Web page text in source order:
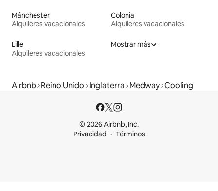
Mánchester
Alquileres vacacionales
Colonia
Alquileres vacacionales
Lille
Alquileres vacacionales
Mostrar más
Airbnb Reino Unido Inglaterra Medway Cooling
© 2026 Airbnb, Inc.
Privacidad
Términos